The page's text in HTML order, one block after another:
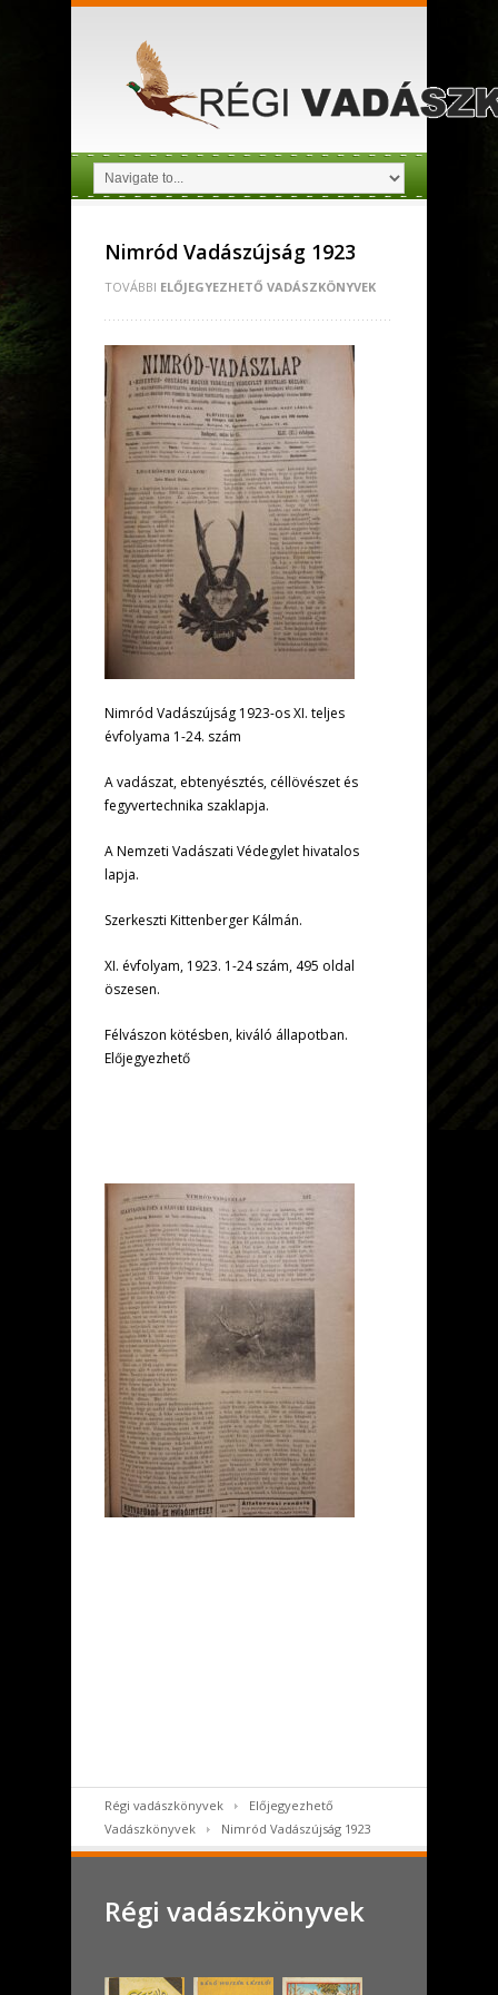
Nimród Vadászújság 1923
TOVÁBBI ELŐJEGYEZHETŐ VADÁSZKÖNYVEK
Nimród Vadászújság 1923-os XI. teljes
évfolyama 1-24. szám
A vadászat, ebtenyésztés, céllövészet és
fegyvertechnika szaklapja.
A Nemzeti Vadászati Védegylet hivatalos
lapja.
Szerkeszti Kittenberger Kálmán.
XI. évfolyam, 1923. 1-24 szám, 495 oldal
öszesen.
Félvászon kötésben, kiváló állapotban.
Előjegyezhető
Régi vadászkönyvek
Előjegyezhető
Vadászkönyvek
Nimród Vadászújság 1923
Régi vadászkönyvek